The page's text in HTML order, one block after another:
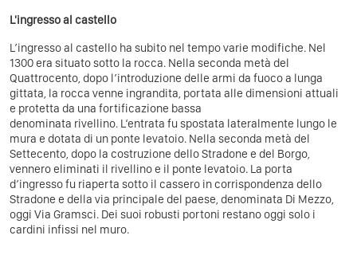
L'ingresso al castello
L’ingresso al castello ha subito nel tempo varie modifiche. Nel
1300 era situato sotto la rocca. Nella seconda metà del
Quattrocento, dopo l’introduzione delle armi da fuoco a lunga
gittata, la rocca venne ingrandita, portata alle dimensioni attuali
e protetta da una fortificazione bassa
denominata rivellino. L‘entrata fu spostata lateralmente lungo le
mura e dotata di un ponte levatoio. Nella seconda metà del
Settecento, dopo la costruzione dello Stradone e del Borgo,
vennero eliminati il rivellino e il ponte levatoio. La porta
d’ingresso fu riaperta sotto il cassero in corrispondenza dello
Stradone e della via principale del paese, denominata Di Mezzo,
oggi Via Gramsci. Dei suoi robusti portoni restano oggi solo i
cardini infissi nel muro.